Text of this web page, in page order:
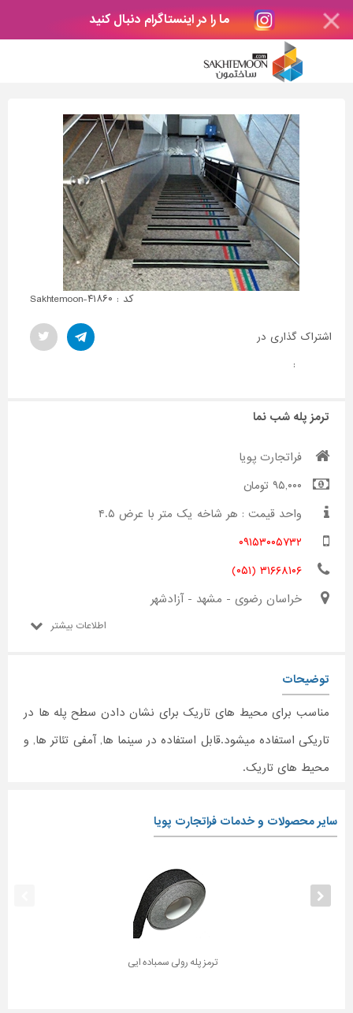
ما را در اینستاگرام دنبال کنید
کد : Sakhtemoon-۴۱۸۶۰
اشتراک گذاری در
:
ترمز پله شب نما
فراتجارت پویا
۹۵,۰۰۰ تومان
واحد قیمت : هر شاخه یک متر با عرض ۴.۵
۰۹۱۵۳۰۰۵۷۳۲
۳۱۶۶۸۱۰۶ (۰۵۱)
خراسان رضوی - مشهد - آزادشهر
اطلاعات بیشتر
توضیحات
مناسب برای محیط های تاریک برای نشان دادن سطح پله ها در
تاریکی استفاده میشود.قابل استفاده در سینما ها, آمفی تئاتر ها, و
محیط های تاریک.
سایر محصولات و خدمات فراتجارت پویا
ترمز پله رولی سمباده ایی